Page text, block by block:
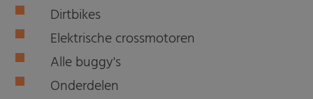
Dirtbikes
Elektrische crossmotoren
Alle buggy's
Onderdelen